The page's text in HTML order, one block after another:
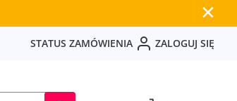
✕
STATUS ZAMÓWIENIA ZALOGUJ SIĘ